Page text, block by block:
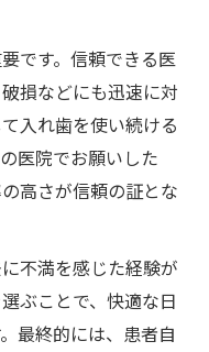
です。信頼できる医
損などにも迅速に対
入れ歯を使い続ける
医院でお願いした
高さが信頼の証とな
不満を感じた経験が
ぶことで、快適な日
最終的には、患者自